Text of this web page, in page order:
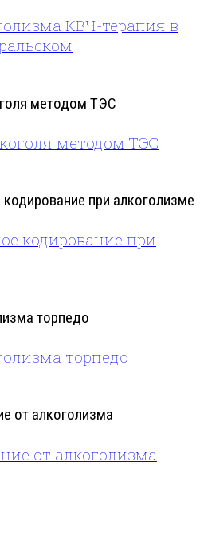
КВЧ-терапия в
методом ТЭС
кодирование при
торпедо
от алкоголизма